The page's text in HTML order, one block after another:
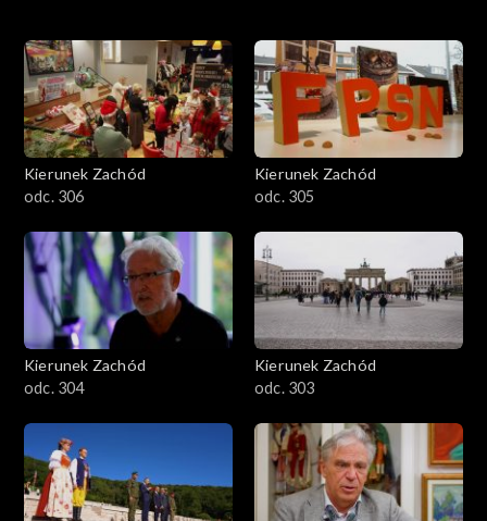
Kierunek Zachód
odc. 306
Kierunek Zachód
odc. 305
Kierunek Zachód
odc. 304
Kierunek Zachód
odc. 303